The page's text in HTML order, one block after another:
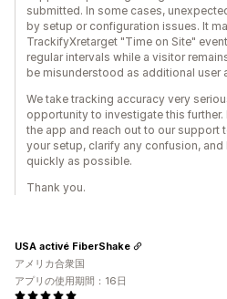
submitted. In some cases,
by setup or configuration issues. It
TrackifyXretarget "Time on Site"
regular intervals while a visitor
be misunderstood as additional user
We take tracking accuracy very
opportunity to investigate this
the app and reach out to our support
your setup, clarify any confusion,
quickly as possible.
Thank you.
USA activé FiberShake
アメリカ合衆国
アプリの使用期間：16日